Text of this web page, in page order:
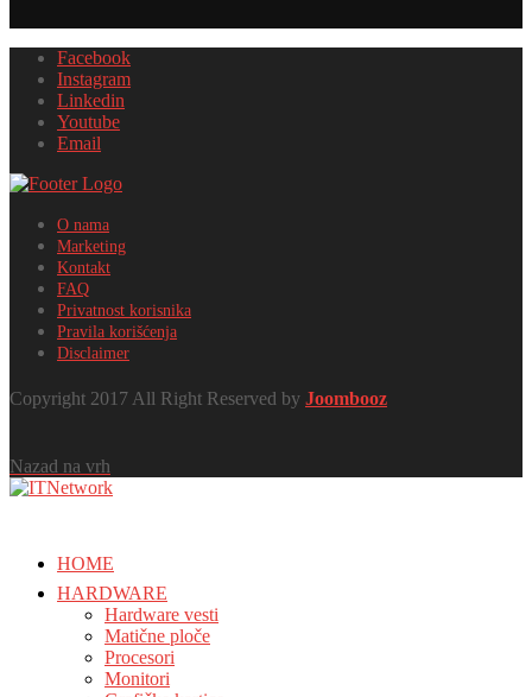
Facebook
Instagram
Linkedin
Youtube
Email
O nama
Marketing
Kontakt
FAQ
Privatnost korisnika
Pravila korišćenja
Disclaimer
Copyright 2017 All Right Reserved by Joombooz
Nazad na vrh
HOME
HARDWARE
Hardware vesti
Matične ploče
Procesori
Monitori